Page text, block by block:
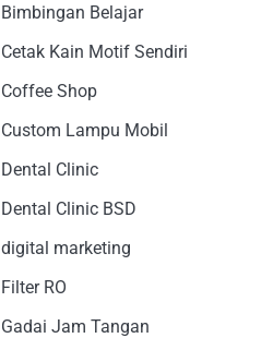
Bimbingan Belajar
Cetak Kain Motif Sendiri
Coffee Shop
Custom Lampu Mobil
Dental Clinic
Dental Clinic BSD
digital marketing
Filter RO
Gadai Jam Tangan